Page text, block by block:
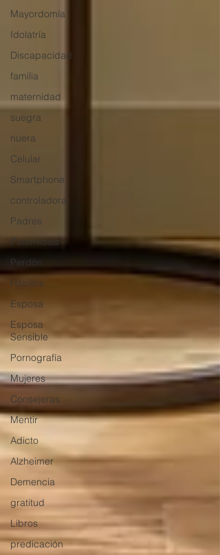
Mayordomía
Idolatría
Discapacidad
familia
maternidad
suegra
nuera
Celular
Smartphone
controladora
Padres
Paternidad
Perdón
Hábitos
Esposa
Esposa
Sensible
Pornografía
Mujeres
Consejeras
Mentir
Adicto
Alzheimer
Demencia
gratitud
Libros
predicación